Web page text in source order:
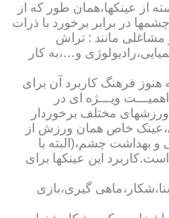
از عینکها،همان طور که از
در برابر برخورد با ذرات
مانند : تراش
و…،به کار
هنوز فرهنگ کاربرد آن برای
ویـــژه ای در
مختلف برخوردار
خاص همان ورزش از
بهداشت چشم،(البته با
این عینکها برای
گیری،بازی